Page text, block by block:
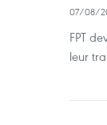
07/08/
FPT
leur